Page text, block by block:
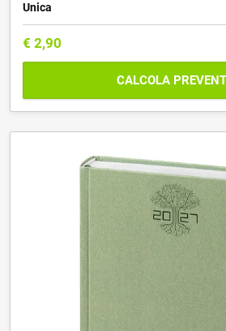
Unica
€ 2,90
CALCOLA